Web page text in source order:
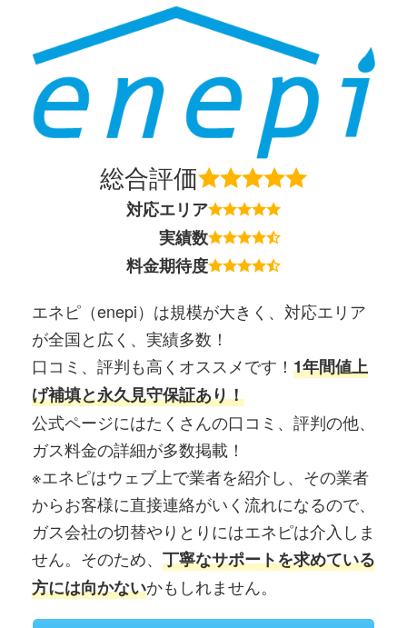
総合評価
対応エリア
実績数
料金期待度
エネピ（enepi）は規模が大きく、対応エリア
が全国と広く、実績多数！
口コミ、評判も高くオススメです！ 1年間値上
げ補填と永久見守保証あり！
公式ページにはたくさんの口コミ、評判の他、
ガス料金の詳細が多数掲載！
※エネピはウェブ上で業者を紹介し、その業者
からお客様に直接連絡がいく流れになるので、
ガス会社の切替やりとりにはエネピは介入しま
せん。そのため、 丁寧なサポートを求めている
方には向かないかもしれません。